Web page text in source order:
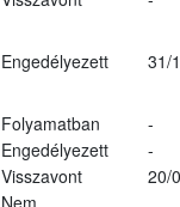
Engedélyezett 31/
Folyamatban
-
Engedélyezett
-
Visszavont
20/